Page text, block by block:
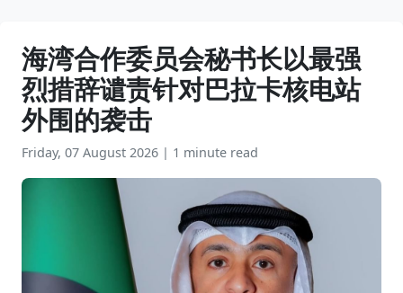
海湾合作委员会秘书长以最强
烈措辞谴责针对巴拉卡核电站
外围的袭击
Friday, 07 August 2026 | 1 minute read